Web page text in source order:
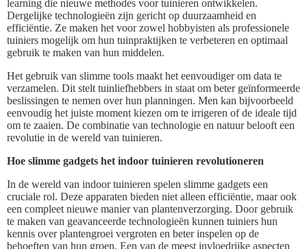
learning die nieuwe methodes voor tuinieren ontwikkelen.
Dergelijke technologieën zijn gericht op duurzaamheid en
efficiëntie. Ze maken het voor zowel hobbyisten als professionele
tuiniers mogelijk om hun tuinpraktijken te verbeteren en optimaal
gebruik te maken van hun middelen.
Het gebruik van slimme tools maakt het eenvoudiger om data te
verzamelen. Dit stelt tuinliefhebbers in staat om beter geïnformeerde
beslissingen te nemen over hun planningen. Men kan bijvoorbeeld
eenvoudig het juiste moment kiezen om te irrigeren of de ideale tijd
om te zaaien. De combinatie van technologie en natuur belooft een
revolutie in de wereld van tuinieren.
Hoe slimme gadgets het indoor tuinieren revolutioneren
In de wereld van indoor tuinieren spelen slimme gadgets een
cruciale rol. Deze apparaten bieden niet alleen efficiëntie, maar ook
een compleet nieuwe manier van plantenverzorging. Door gebruik
te maken van geavanceerde technologieën kunnen tuiniers hun
kennis over plantengroei vergroten en beter inspelen op de
behoeften van hun groen. Een van de meest invloedrijke aspecten